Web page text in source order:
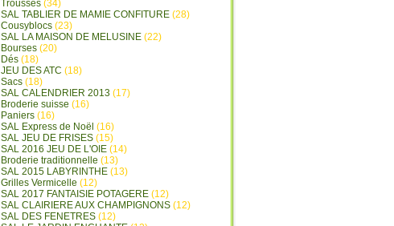
Trousses (34)
SAL TABLIER DE MAMIE CONFITURE (28)
Cousyblocs (23)
SAL LA MAISON DE MELUSINE (22)
Bourses (20)
Dés (18)
JEU DES ATC (18)
Sacs (18)
SAL CALENDRIER 2013 (17)
Broderie suisse (16)
Paniers (16)
SAL Express de Noël (16)
SAL JEU DE FRISES (15)
SAL 2016 JEU DE L'OIE (14)
Broderie traditionnelle (13)
SAL 2015 LABYRINTHE (13)
Grilles Vermicelle (12)
SAL 2017 FANTAISIE POTAGERE (12)
SAL CLAIRIERE AUX CHAMPIGNONS (12)
SAL DES FENETRES (12)